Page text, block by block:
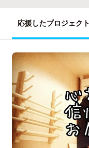
応援したプロジェクト